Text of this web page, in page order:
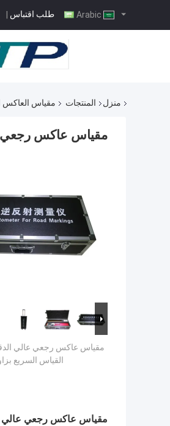
طلب اقتباس |
منزل المنتجات مقياس العاكس
مقياس عاكس رجعي عالي
مقياس عاكس رجعي عالي
القياس السريع بزاوية
مقياس عاكس رجعي عالي الدقة